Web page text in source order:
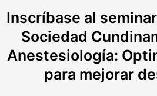
Inscríbase al
Sociedad
Anestesiología:
para mejorar